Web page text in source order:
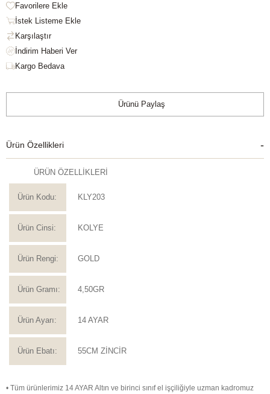
Favorilere Ekle
İstek Listeme Ekle
Karşılaştır
Kargo Bedava
Ürünü Paylaş
Ürün Özellikleri
ÜRÜN ÖZELLİKLERİ
Ürün Kodu: KLY203
Ürün Cinsi: KOLYE
Ürün Rengi: GOLD
Ürün Gramı: 4,50GR
Ürün Ayarı: 14 AYAR
Ürün Ebatı: 55CM ZİNCİR
• Tüm ürünlerimiz 14 AYAR Altın ve birinci sınıf el işçiliğiyle uzman kadromuz